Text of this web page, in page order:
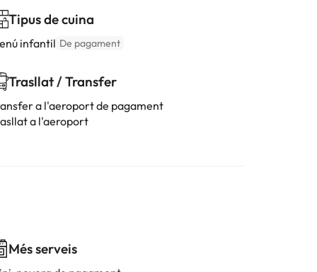
Tipus de cuina
infantil De pagament
Trasllat / Transfer
a l'aeroport de pagament
a l'aeroport
Més serveis